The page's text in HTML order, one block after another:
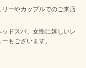
ーやカップルでのご来店
ドスパ、女性に嬉しいレ
もございます。